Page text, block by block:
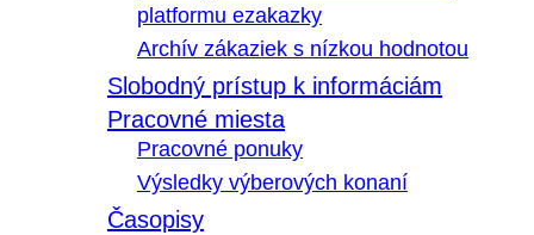
platformu ezakazky
Archív zákaziek s nízkou hodnotou
Slobodný prístup k informáciám
Pracovné miesta
Pracovné ponuky
Výsledky výberových konaní
Časopisy